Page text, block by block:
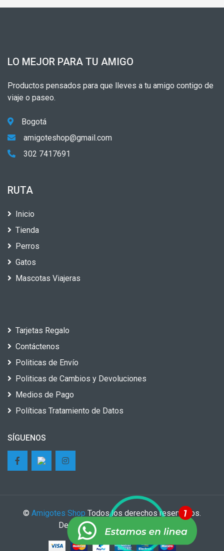
LO MEJOR PARA TU AMIGO
Productos pensados para que lleves a tu amigo contigo de
viaje o paseo.
Bogotá
amigoteshop@gmail.com
302 7417691
RUTA
Inicio
Tienda
Perros
Gatos
Mascotas Viajeras
Tarjetas Regalo
Contáctenos
Politicas de Envío
Politicas de Cambios y Devoluciones
Medios de Pago
Políticas Tratamiento de Datos
SÍGUENOS
© Amigotes Shop Todos los derechos reservados.
Desarrollado por